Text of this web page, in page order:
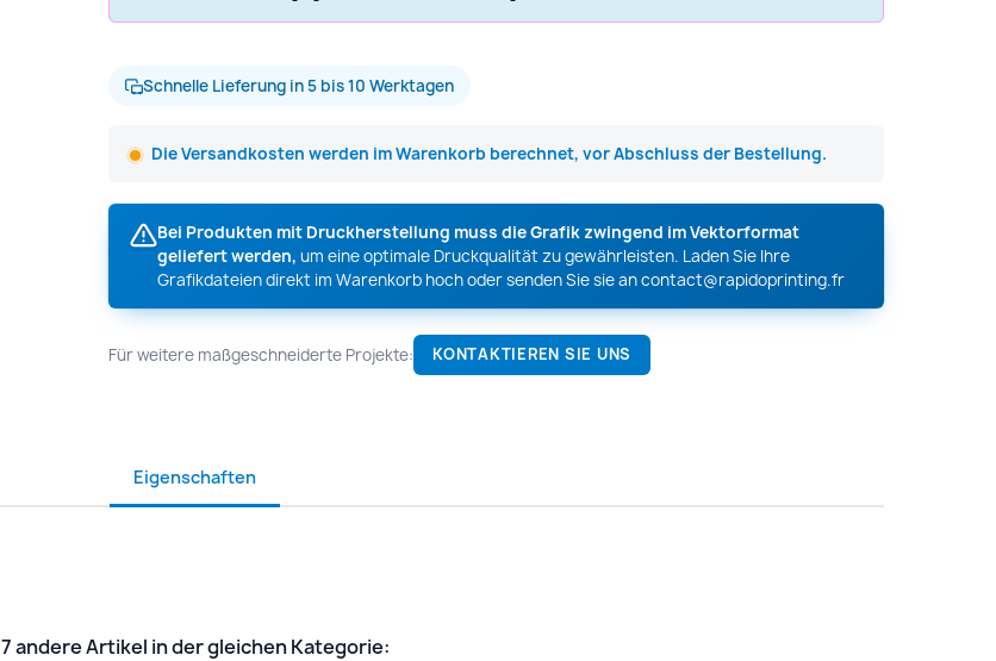
Schnelle Lieferung in 5 bis 10 Werktagen
Die Versandkosten werden im Warenkorb berechnet, vor Abschluss der Bestellung.
Bei Produkten mit Druckherstellung muss die Grafik zwingend im Vektorformat
geliefert werden, um eine optimale Druckqualität zu gewährleisten. Laden Sie Ihre
Grafikdateien direkt im Warenkorb hoch oder senden Sie sie ancontact@rapidoprinting.fr
Für weitere maßgeschneiderte Projekte: KONTAKTIEREN SIE UNS
Eigenschaften
7 andere Artikel in der gleichen Kategorie: